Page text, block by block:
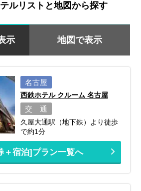
ルリストと地図から探す
示 地図で表示
名古屋
西鉄ホテル クルーム 名古屋
交 通
久屋大通駅（地下鉄）より徒歩
で約1分
＋宿泊]プラン一覧へ